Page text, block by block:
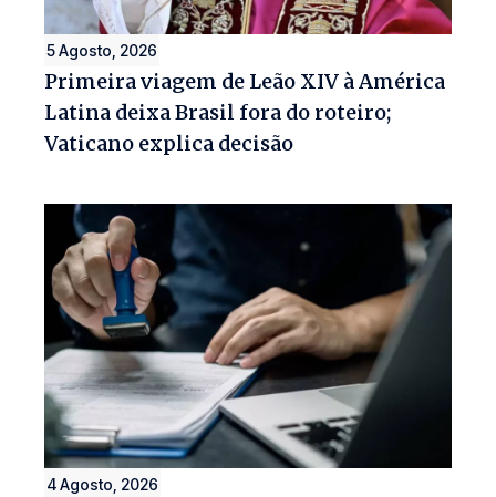
5 Agosto, 2026
Primeira viagem de Leão XIV à América
Latina deixa Brasil fora do roteiro;
Vaticano explica decisão
4 Agosto, 2026